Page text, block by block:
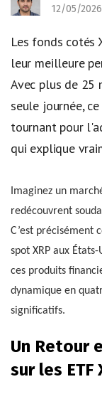
12/05/2026
Les fonds cotés
leur meilleure
Avec plus de 25
seule journée,
tournant pour
qui explique
Imaginez un
redécouvrent
C’est précisément
spot XRP aux
ces produits
dynamique en
significatifs.
Un Retour
sur les ETF